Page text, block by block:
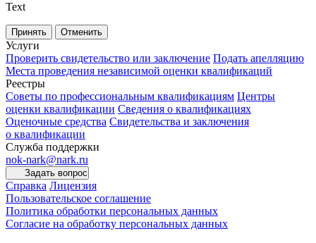
Text
Принять Отменить
Услуги
Проверить свидетельство или заключение Подать апелляцию
Места проведения независимой оценки квалификаций
Реестры
Советы по профессиональным квалификациям Центры
оценки квалификации Сведения о квалификациях
Оценочные средства Свидетельства и заключения
о квалификации
Служба поддержки
nok-nark@nark.ru
Задать вопрос
Справка Лицензия
Пользовательское соглашение
Политика обработки персональных данных
Согласие на обработку персональных данных